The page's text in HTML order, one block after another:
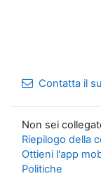
Contatta il
Non sei
Riepilogo della
Ottieni l'app
Politiche